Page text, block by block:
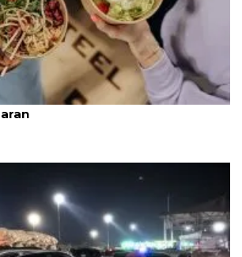
agar terapkan diet seimbang